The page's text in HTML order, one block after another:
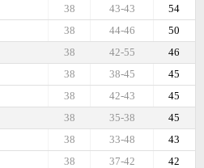
54
43-43
38
50
44-46
38
46
42-55
38
45
38-45
38
45
42-43
38
45
35-38
38
43
33-48
38
42
37-42
38